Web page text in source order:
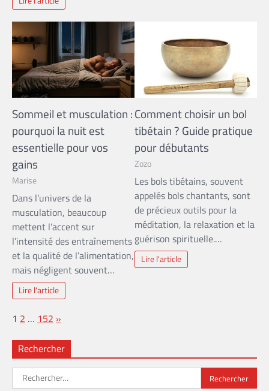
Sommeil et musculation :
pourquoi la nuit est
essentielle pour vos
gains
Marise
Dans l’univers de la
musculation, beaucoup
mettent l’accent sur
l’intensité des entraînements
et la qualité de l’alimentation,
mais négligent souvent…
Lire l'article
Comment choisir un bol
tibétain ? Guide pratique
pour débutants
Zozo
Les bols tibétains, souvent
appelés bols chantants, sont
de précieux outils pour la
méditation, la relaxation et la
guérison spirituelle.…
Lire l'article
Page:
1 2 … 152 Next
»
Rechercher
Rechercher :